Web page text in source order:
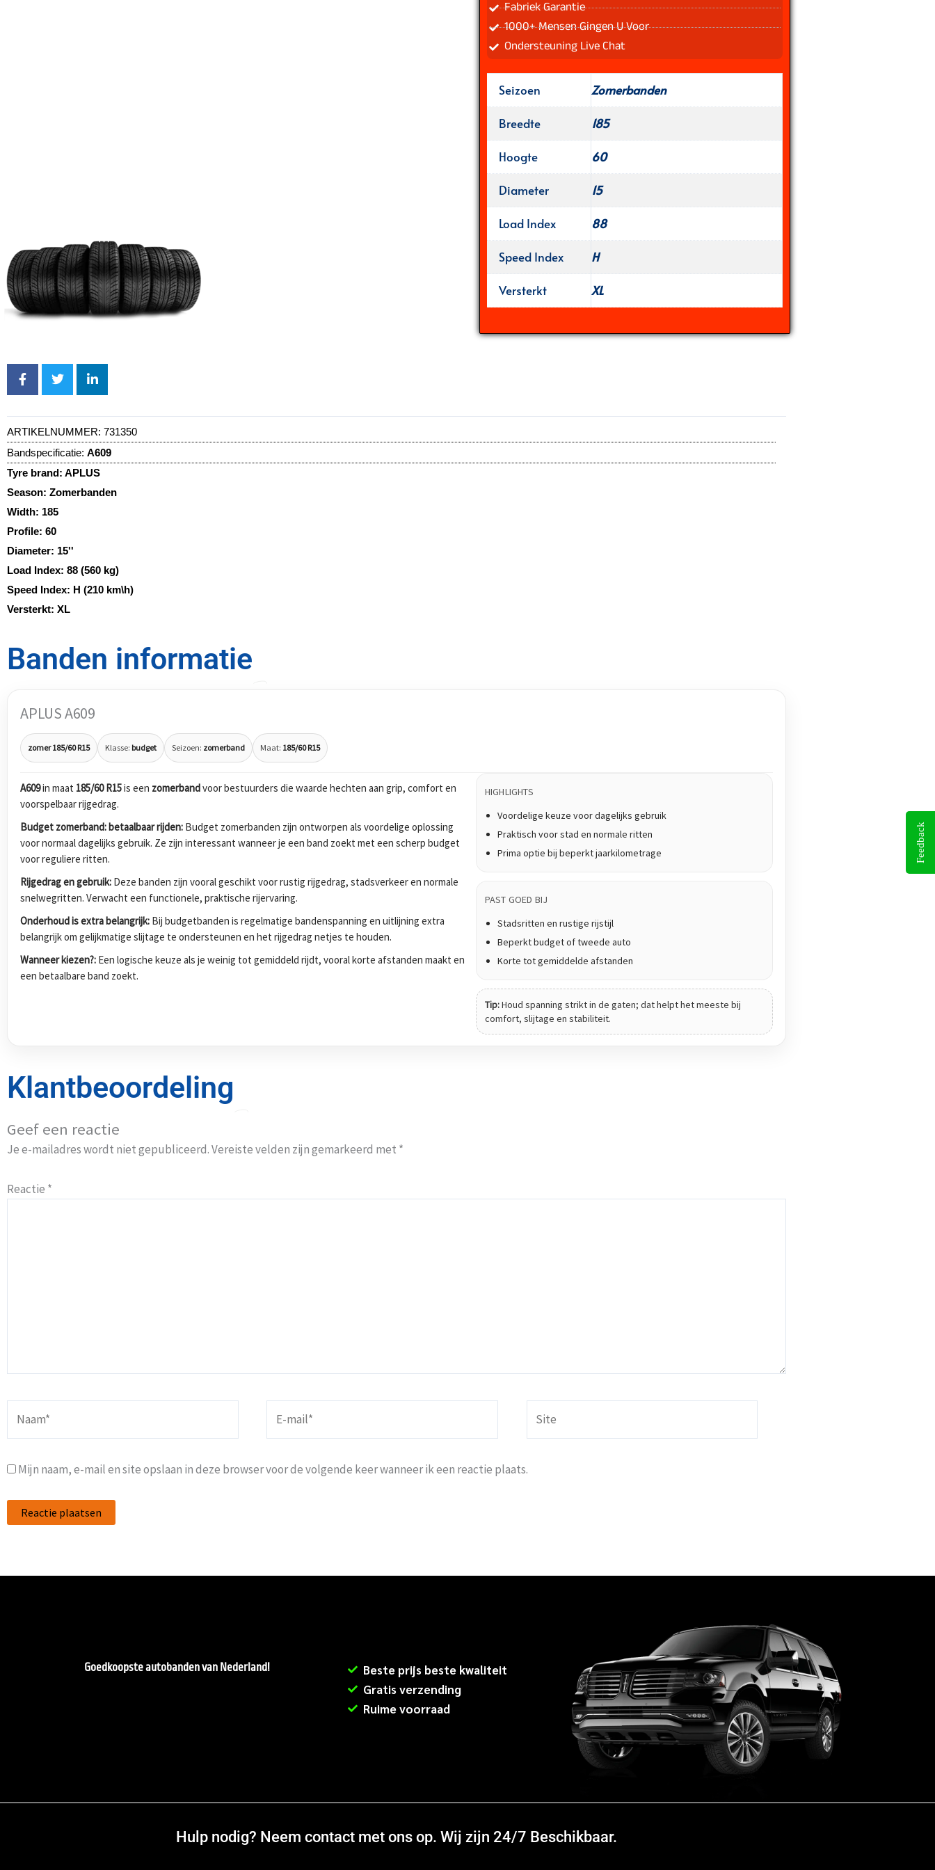
Fabriek Garantie
1000+ Mensen Gingen U Voor
Ondersteuning Live Chat
Seizoen
Zomerbanden
Breedte
185
Hoogte
60
Diameter
15
Load Index
88
Speed Index
H
Versterkt
XL
ARTIKELNUMMER: 731350
Bandspecificatie: A609
Tyre brand: APLUS
Season: Zomerbanden
Width: 185
Profile: 60
Diameter: 15''
Load Index: 88 (560 kg)
Speed Index: H (210 km\h)
Versterkt: XL
Banden informatie
APLUS A609
zomer 185/60 R15 Klasse: budget Seizoen: zomerband Maat: 185/60 R15
A609in maat 185/60 R15is een zomerbandvoor bestuurders die waarde hechten aan grip, comfort en
voorspelbaar rijgedrag.
Budget zomerband: betaalbaar rijden: Budget zomerbanden zijn ontworpen als voordelige oplossing
voor normaal dagelijks gebruik. Ze zijn interessant wanneer je een band zoekt met een scherp budget
voor reguliere ritten.
Rijgedrag en gebruik: Deze banden zijn vooral geschikt voor rustig rijgedrag, stadsverkeer en normale
snelwegritten. Verwacht een functionele, praktische rijervaring.
Onderhoud is extra belangrijk: Bij budgetbanden is regelmatige bandenspanning en uitlijning extra
belangrijk om gelijkmatige slijtage te ondersteunen en het rijgedrag netjes te houden.
Wanneer kiezen?: Een logische keuze als je weinig tot gemiddeld rijdt, vooral korte afstanden maakt en
een betaalbare band zoekt.
HIGHLIGHTS
Voordelige keuze voor dagelijks gebruik
Praktisch voor stad en normale ritten
Prima optie bij beperkt jaarkilometrage
PAST GOED BIJ
Stadsritten en rustige rijstijl
Beperkt budget of tweede auto
Korte tot gemiddelde afstanden
Tip:Houd spanning strikt in de gaten; dat helpt het meeste bij
comfort, slijtage en stabiliteit.
Klantbeoordeling
Geef een reactie
Je e-mailadres wordt niet gepubliceerd.Vereiste velden zijn gemarkeerd met *
Reactie *
mail*
Mijn naam, e-mail en site opslaan in deze browser voor de volgende keer wanneer ik een reactie plaats.
Goedkoopste autobanden van Nederland!
Beste prijs beste kwaliteit
Gratis verzending
Ruime voorraad
Hulp nodig? Neem contact met ons op. Wij zijn 24/7 Beschikbaar.
Feedback